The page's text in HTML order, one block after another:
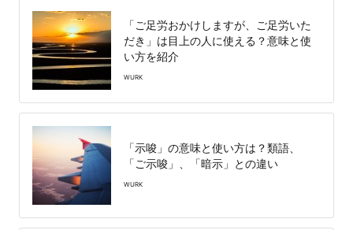
「ご足労おかけしますが、ご足労いた
だき」は目上の人に使える？意味と使
い方を紹介
WURK
「示唆」の意味と使い方は？類語、
「ご示唆」、「暗示」との違い
WURK